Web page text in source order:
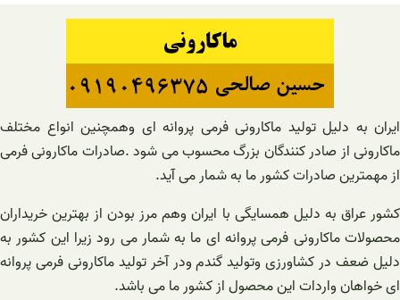
ایران به دلیل تولید ماکارونی فرمی پروانه ای وهمچنین انواع مختلف
ماکارونی از صادر کنندگان بزرگ محسوب می شود .صادرات ماکارونی فرمی
از مهمترین صادرات کشور ما به شمار می آید.
کشور عراق به دلیل همسایگی با ایران وهم مرز بودن از بهترین خریداران
محصولات ماکارونی فرمی پروانه ای ما به شمار می رود زیرا این کشور به
دلیل ضعف در کشاورزی وتولید گندم ودر آخر تولید ماکارونی فرمی پروانه
ای خواهان واردات این محصول از کشور ما می باشد.